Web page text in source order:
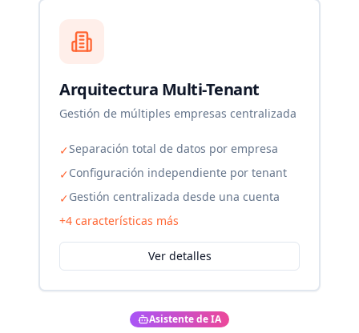
Arquitectura Multi-Tenant
Gestión de múltiples empresas centralizada
✓Separación total de datos por empresa
✓Configuración independiente por tenant
✓Gestión centralizada desde una cuenta
+4 características más
Ver detalles
Asistente de IA